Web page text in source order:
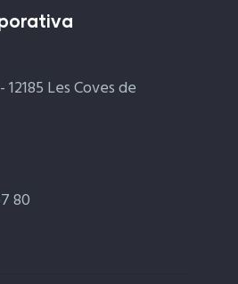
Les Coves de
80